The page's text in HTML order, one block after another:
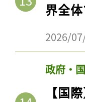
界全
2026/
政府・
【国